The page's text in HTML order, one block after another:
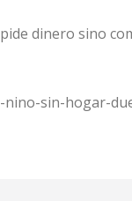
dinero sino
sin-hogar-